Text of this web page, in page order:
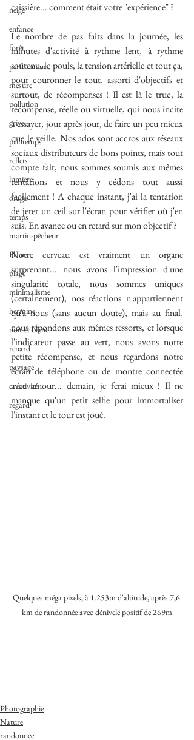
neige
enfance
forêt
performance
mesure
pollution
grive
printemps
reflets
lumière
orage
temps
martin-pêcheur
Fleurs
plage
minimalisme
hermine
noir et blanc
renard
paysage
créativité
regard
caissière... comment était votre "expérience" ?
Le nombre de pas faits dans la journée, les
minutes d'activité à rythme lent, à rythme
soutenu, le pouls, la tension artérielle et tout ça,
pour couronner le tout, assorti d'objectifs et
surtout, de récompenses ! Il est là le truc, la
récompense, réelle ou virtuelle, qui nous incite
à essayer, jour après jour, de faire un peu mieux
que le veille. Nos ados sont accros aux réseaux
sociaux distributeurs de bons points, mais tout
compte fait, nous sommes soumis aux mêmes
tentations et nous y cédons tout aussi
facilement ! A chaque instant, j'ai la tentation
de jeter un œil sur l'écran pour vérifier où j'en
suis. En avance ou en retard sur mon objectif ?
Notre cerveau est vraiment un organe
surprenant... nous avons l'impression d'une
singularité totale, nous sommes uniques
(certainement), nos réactions n'appartiennent
qu'à nous (sans aucun doute), mais au final,
nous répondons aux mêmes ressorts, et lorsque
l'indicateur passe au vert, nous avons notre
petite récompense, et nous regardons notre
écran de téléphone ou de montre connectée
avec amour... demain, je ferai mieux ! Il ne
manque qu'un petit selfie pour immortaliser
l'instant et le tour est joué.
Quelques méga pixels, à 1.253m d'altitude, après 7,6
km de randonnée avec dénivelé positif de 269m
Photographie
Nature
randonnée